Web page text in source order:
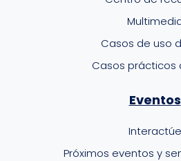
Casos de uso
Casos prácticos
Eventos
Interactúe
Próximos eventos y